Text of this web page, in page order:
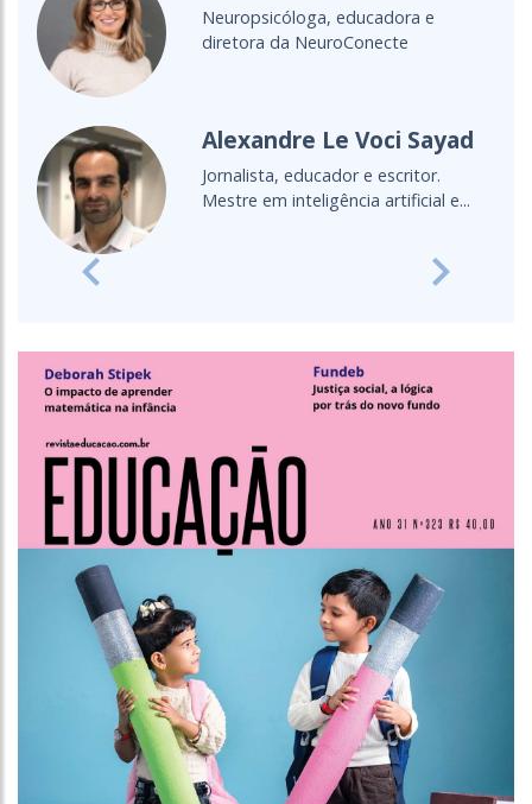
É do povo Maxacali, filósofa,
educadora, aprendiz de parteira.
Cultura Oceânica
Entenda a importância de levar o
oceano para a sala de aula
Previous Next